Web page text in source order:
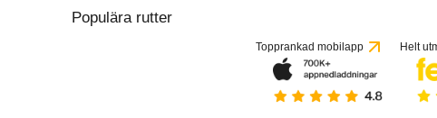
Populära rutter
Topprankad mobilapp Helt